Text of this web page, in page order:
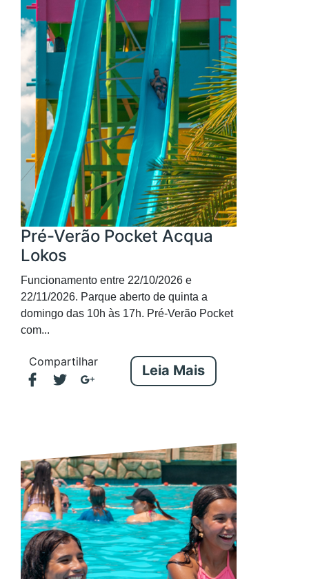
Pré-Verão Pocket Acqua
Lokos
Funcionamento entre 22/10/2026 e
22/11/2026. Parque aberto de quinta a
domingo das 10h às 17h. Pré-Verão Pocket
com...
Compartilhar
Leia Mais